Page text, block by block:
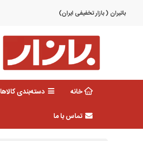
باتیران ( بازار تخفیفی ایران)
خانه دسته‌بندی کالاها
تماس با ما